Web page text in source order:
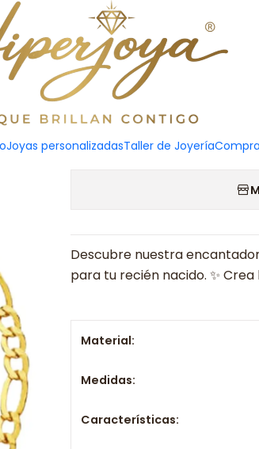
Joyas personalizadasTaller de Joyería
Solicitar presupuesto
Descubre nuestra
para tu recién nacido. ✨
Material:
Medidas:
Características: